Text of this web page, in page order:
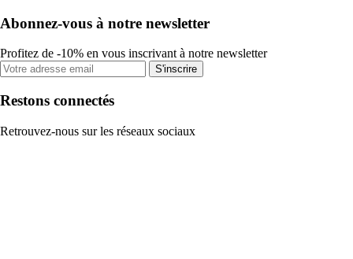
Abonnez-vous à notre newsletter
Profitez de -10% en vous inscrivant à notre newsletter
S'inscrire
Restons connectés
Retrouvez-nous sur les réseaux sociaux